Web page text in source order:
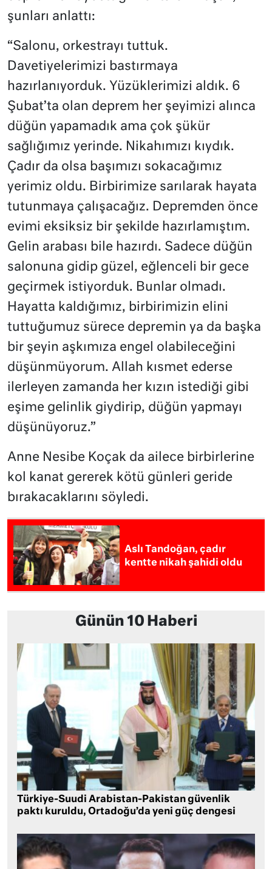
şunları anlattı:
“Salonu, orkestrayı tuttuk.
Davetiyelerimizi bastırmaya
hazırlanıyorduk. Yüzüklerimizi aldık. 6
Şubat’ta olan deprem her şeyimizi alınca
düğün yapamadık ama çok şükür
sağlığımız yerinde. Nikahımızı kıydık.
Çadır da olsa başımızı sokacağımız
yerimiz oldu. Birbirimize sarılarak hayata
tutunmaya çalışacağız. Depremden önce
evimi eksiksiz bir şekilde hazırlamıştım.
Gelin arabası bile hazırdı. Sadece düğün
salonuna gidip güzel, eğlenceli bir gece
geçirmek istiyorduk. Bunlar olmadı.
Hayatta kaldığımız, birbirimizin elini
tuttuğumuz sürece depremin ya da başka
bir şeyin aşkımıza engel olabileceğini
düşünmüyorum. Allah kısmet ederse
ilerleyen zamanda her kızın istediği gibi
eşime gelinlik giydirip, düğün yapmayı
düşünüyoruz.”
Anne Nesibe Koçak da ailece birbirlerine
kol kanat gererek kötü günleri geride
bırakacaklarını söyledi.
Aslı Tandoğan, çadır
kentte nikah şahidi oldu
Günün 10 Haberi
Türkiye-Suudi Arabistan-Pakistan güvenlik
paktı kuruldu, Ortadoğu’da yeni güç dengesi